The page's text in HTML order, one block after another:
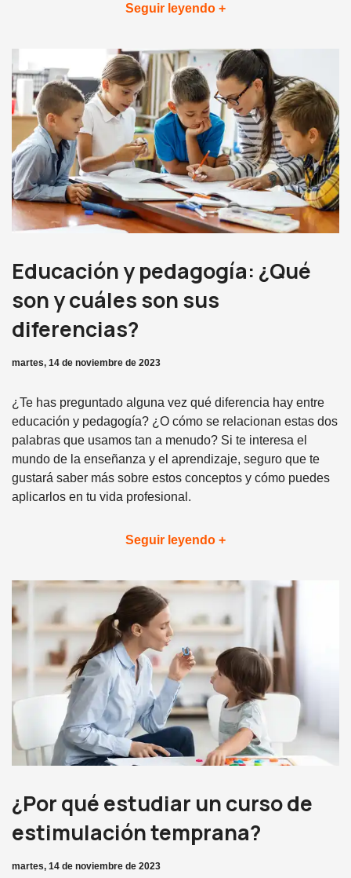
Seguir leyendo +
Educación y pedagogía: ¿Qué
son y cuáles son sus
diferencias?
martes, 14 de noviembre de 2023
¿Te has preguntado alguna vez qué diferencia hay entre
educación y pedagogía? ¿O cómo se relacionan estas dos
palabras que usamos tan a menudo? Si te interesa el
mundo de la enseñanza y el aprendizaje, seguro que te
gustará saber más sobre estos conceptos y cómo puedes
aplicarlos en tu vida profesional.
Seguir leyendo +
¿Por qué estudiar un curso de
estimulación temprana?
martes, 14 de noviembre de 2023